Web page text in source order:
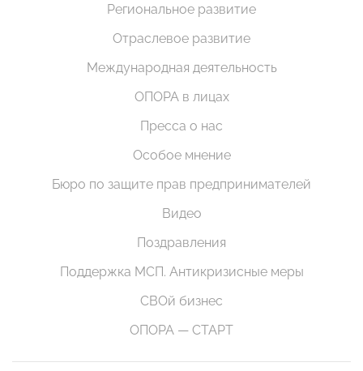
Региональное развитие
Отраслевое развитие
Международная деятельность
ОПОРА в лицах
Пресса о нас
Особое мнение
Бюро по защите прав предпринимателей
Видео
Поздравления
Поддержка МСП. Антикризисные меры
СВОй бизнес
ОПОРА — СТАРТ